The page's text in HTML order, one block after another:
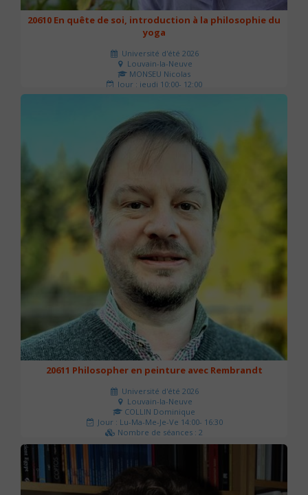
20610 En quête de soi, introduction à la philosophie du
yoga
Université d'été 2026
Louvain-la-Neuve
MONSEU Nicolas
Jour : jeudi 10:00- 12:00
Nombre de séances : 1
20611 Philosopher en peinture avec Rembrandt
Université d'été 2026
Louvain-la-Neuve
COLLIN Dominique
Jour : Lu-Ma-Me-Je-Ve 14:00- 16:30
Nombre de séances : 2
51 €